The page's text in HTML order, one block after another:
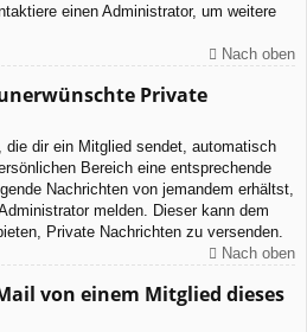
einen Administrator, um weitere
Nach oben
Private
die dir ein Mitglied sendet, automatisch
Bereich eine entsprechende
Nachrichten von jemandem erhältst,
melden. Dieser kann dem
Private Nachrichten zu versenden.
Nach oben
von einem Mitglied dieses